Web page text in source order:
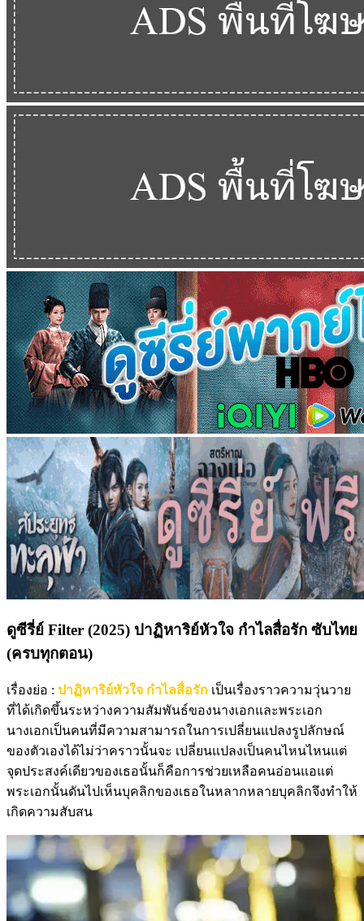
ดูซีรี่ย์ Filter (2025) ปาฏิหาริย์หัวใจ กําไลสื่อรัก ซับไทย
(ครบทุกตอน)
เรื่องย่อ : ปาฏิหาริย์หัวใจ กําไลสื่อรัก เป็นเรื่องราวความวุ่นวาย
ที่ได้เกิดขึ้นระหว่างความสัมพันธ์ของนางเอกและพระเอก
นางเอกเป็นคนที่มีความสามารถในการเปลี่ยนแปลงรูปลักษณ์
ของตัวเองได้ไม่ว่าคราวนั้นจะ เปลี่ยนแปลงเป็นคนไหนไหนแต่
จุดประสงค์เดียวของเธอนั้นก็คือการช่วยเหลือคนอ่อนแอแต่
พระเอกนั้นดันไปเห็นบุคลิกของเธอในหลากหลายบุคลิกจึงทำให้
เกิดความสับสน